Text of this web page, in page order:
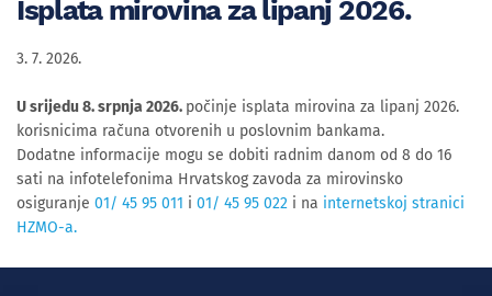
Isplata mirovina za lipanj 2026.
3. 7. 2026.
U srijedu 8. srpnja 2026. počinje isplata mirovina za lipanj 2026.
korisnicima računa otvorenih u poslovnim bankama.
Dodatne informacije mogu se dobiti radnim danom od 8 do 16
sati na infotelefonima Hrvatskog zavoda za mirovinsko
osiguranje 01/ 45 95 011 i 01/ 45 95 022 i na internetskoj stranici
HZMO-a.